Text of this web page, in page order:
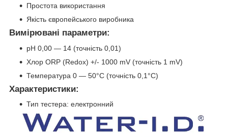
Простота використання
Якість європейського виробника
Вимірювані параметри:
pH 0,00 — 14 (точність 0,01)
Хлор ORP (Redox) +/- 1000 mV (точність 1 mV)
Температура 0 — 50°C (точність 0,1°C)
Характеристики:
Тип тестера: електронний